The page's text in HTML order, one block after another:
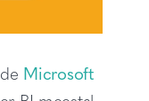
Microsoft